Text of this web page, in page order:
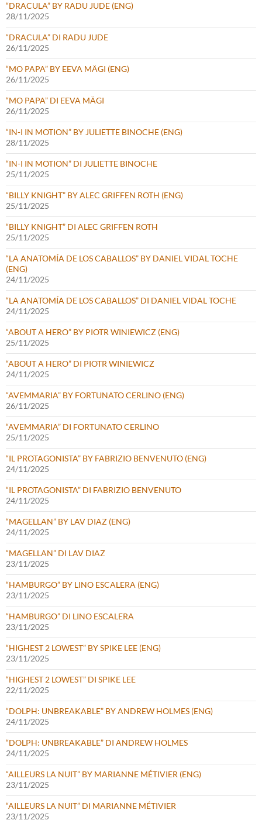
“DRACULA” BY RADU JUDE (ENG)
28/11/2025
“DRACULA” DI RADU JUDE
26/11/2025
“MO PAPA” BY EEVA MÄGI (ENG)
26/11/2025
“MO PAPA” DI EEVA MÄGI
26/11/2025
“IN-I IN MOTION” BY JULIETTE BINOCHE (ENG)
28/11/2025
“IN-I IN MOTION” DI JULIETTE BINOCHE
25/11/2025
“BILLY KNIGHT” BY ALEC GRIFFEN ROTH (ENG)
25/11/2025
“BILLY KNIGHT” DI ALEC GRIFFEN ROTH
25/11/2025
“LA ANATOMÍA DE LOS CABALLOS” BY DANIEL VIDAL TOCHE
(ENG)
24/11/2025
“LA ANATOMÍA DE LOS CABALLOS” DI DANIEL VIDAL TOCHE
24/11/2025
“ABOUT A HERO” BY PIOTR WINIEWICZ (ENG)
25/11/2025
“ABOUT A HERO” DI PIOTR WINIEWICZ
24/11/2025
“AVEMMARIA” BY FORTUNATO CERLINO (ENG)
26/11/2025
“AVEMMARIA” DI FORTUNATO CERLINO
25/11/2025
“IL PROTAGONISTA” BY FABRIZIO BENVENUTO (ENG)
24/11/2025
“IL PROTAGONISTA” DI FABRIZIO BENVENUTO
24/11/2025
“MAGELLAN” BY LAV DIAZ (ENG)
24/11/2025
“MAGELLAN” DI LAV DIAZ
23/11/2025
“HAMBURGO” BY LINO ESCALERA (ENG)
23/11/2025
“HAMBURGO” DI LINO ESCALERA
23/11/2025
“HIGHEST 2 LOWEST” BY SPIKE LEE (ENG)
23/11/2025
“HIGHEST 2 LOWEST” DI SPIKE LEE
22/11/2025
“DOLPH: UNBREAKABLE” BY ANDREW HOLMES (ENG)
24/11/2025
“DOLPH: UNBREAKABLE” DI ANDREW HOLMES
24/11/2025
“AILLEURS LA NUIT” BY MARIANNE MÉTIVIER (ENG)
23/11/2025
“AILLEURS LA NUIT” DI MARIANNE MÉTIVIER
23/11/2025